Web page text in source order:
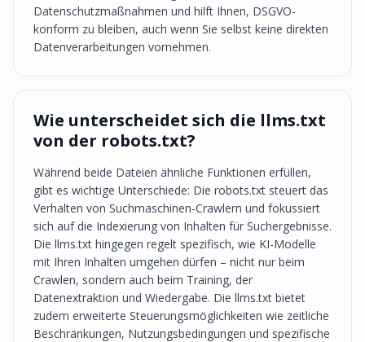
Datenschutzmaßnahmen und hilft Ihnen, DSGVO-
konform zu bleiben, auch wenn Sie selbst keine direkten
Datenverarbeitungen vornehmen.
Wie unterscheidet sich die llms.txt
von der robots.txt?
Während beide Dateien ähnliche Funktionen erfüllen,
gibt es wichtige Unterschiede: Die robots.txt steuert das
Verhalten von Suchmaschinen-Crawlern und fokussiert
sich auf die Indexierung von Inhalten für Suchergebnisse.
Die llms.txt hingegen regelt spezifisch, wie KI-Modelle
mit Ihren Inhalten umgehen dürfen – nicht nur beim
Crawlen, sondern auch beim Training, der
Datenextraktion und Wiedergabe. Die llms.txt bietet
zudem erweiterte Steuerungsmöglichkeiten wie zeitliche
Beschränkungen, Nutzungsbedingungen und spezifische